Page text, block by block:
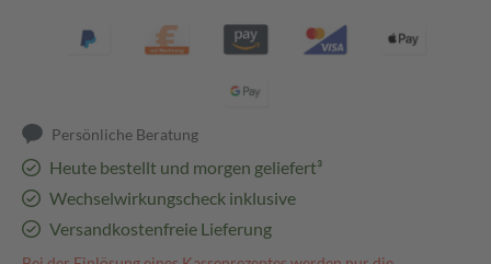
Persönliche Beratung
Heute bestellt und morgen geliefert³
Wechselwirkungscheck inklusive
Versandkostenfreie Lieferung